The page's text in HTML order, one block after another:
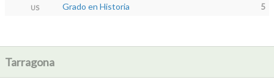
US Grado en Historia 5
Tarragona